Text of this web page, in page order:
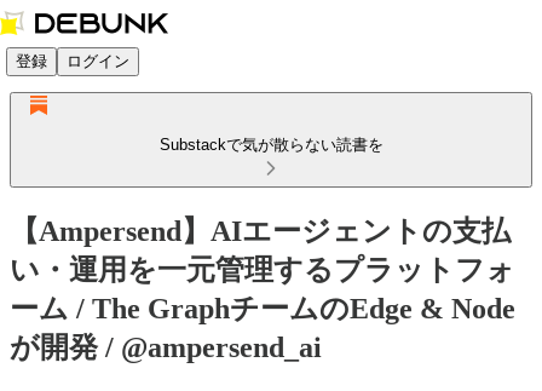
登録 ログイン
Substackで気が散らない読書を
【Ampersend】AIエージェントの支払
い・運用を一元管理するプラットフォ
ーム / The GraphチームのEdge & Node
が開発 / @ampersend_ai